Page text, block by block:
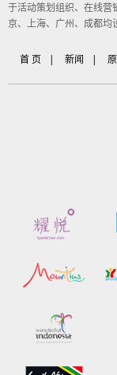
于活动策划组织、在线营
京、上海、广州、成都均
首 页 | 新闻 |